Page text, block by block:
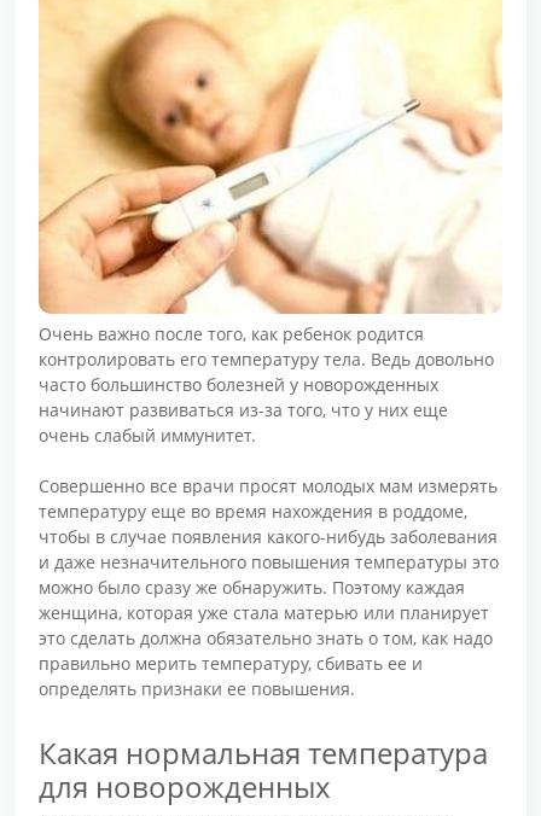
Очень важно после того, как ребенок родится
контролировать его температуру тела. Ведь довольно
часто большинство болезней у новорожденных
начинают развиваться из-за того, что у них еще
очень слабый иммунитет.
Совершенно все врачи просят молодых мам измерять
температуру еще во время нахождения в роддоме,
чтобы в случае появления какого-нибудь заболевания
и даже незначительного повышения температуры это
можно было сразу же обнаружить. Поэтому каждая
женщина, которая уже стала матерью или планирует
это сделать должна обязательно знать о том, как надо
правильно мерить температуру, сбивать ее и
определять признаки ее повышения.
Какая нормальная температура
для новорожденных